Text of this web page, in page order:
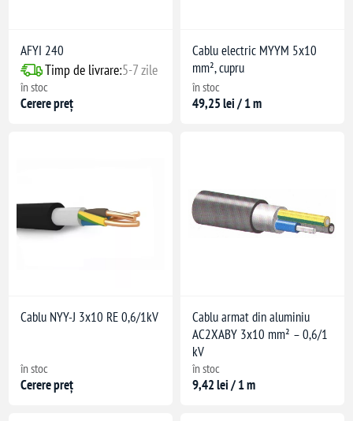
AFYI 240
Timp de livrare:5-7 zile
în stoc
Cerere preț
Cablu electric MYYM 5x10
mm², cupru
în stoc
49,25 lei / 1 m
Cablu NYY-J 3x10 RE 0,6/1kV
în stoc
Cerere preț
Cablu armat din aluminiu
AC2XABY 3x10 mm² – 0,6/1
kV
în stoc
9,42 lei / 1 m